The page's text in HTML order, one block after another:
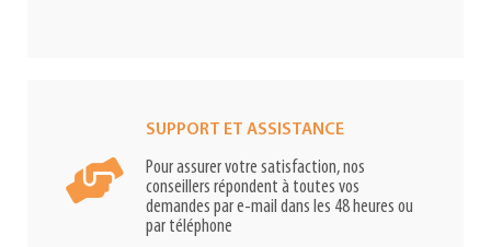
SUPPORT ET ASSISTANCE
Pour assurer votre satisfaction, nos
conseillers répondent à toutes vos
demandes par e-mail dans les 48 heures ou
par téléphone